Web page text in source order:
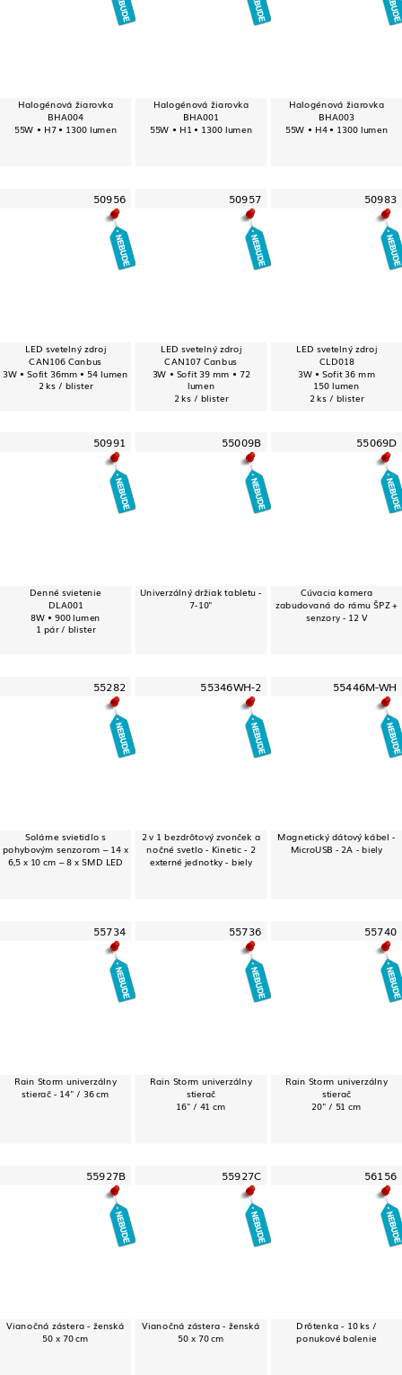
Halogénová žiarovka
BHA004
55W • H7 • 1300 lumen
Halogénová žiarovka
BHA001
55W • H1 • 1300 lumen
Halogénová žiarovka
BHA003
55W • H4 • 1300 lumen
50956
LED svetelný zdroj
CAN106 Canbus
3W • Sofit 36mm • 54 lumen
2 ks / blister
50957
LED svetelný zdroj
CAN107 Canbus
3W • Sofit 39 mm • 72
lumen
2 ks / blister
50983
LED svetelný zdroj
CLD018
3W • Sofit 36 mm
150 lumen
2 ks / blister
50991
Denné svietenie
DLA001
8W • 900 lumen
1 pár / blister
55009B
Univerzálný držiak tabletu -
7-10"
55069D
Cúvacia kamera
zabudovaná do rámu ŠPZ +
senzory - 12 V
55282
Solárne svietidlo s
pohybovým senzorom – 14 x
6,5 x 10 cm – 8 x SMD LED
55346WH-2
2 v 1 bezdrôtový zvonček a
nočné svetlo - Kinetic - 2
externé jednotky - biely
55446M-WH
Magnetický dátový kábel -
MicroUSB - 2A - biely
55734
Rain Storm univerzálny
stierač - 14" / 36 cm
55736
Rain Storm univerzálny
stierač
16" / 41 cm
55740
Rain Storm univerzálny
stierač
20" / 51 cm
55927B
Vianočná zástera - ženská
50 x 70 cm
55927C
Vianočná zástera - ženská
50 x 70 cm
56156
Drôtenka - 10 ks /
ponukové balenie